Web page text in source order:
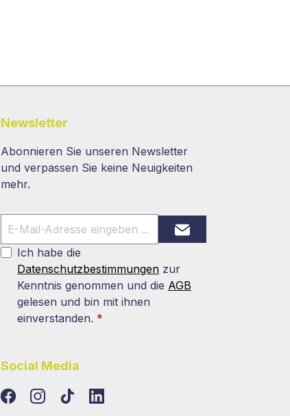
Newsletter
Abonnieren Sie unseren Newsletter
und verpassen Sie keine Neuigkeiten
mehr.
Ich habe die
Datenschutzbestimmungen zur
Kenntnis genommen und die AGB
gelesen und bin mit ihnen
einverstanden. *
Social Media
TikTokLinkedIn